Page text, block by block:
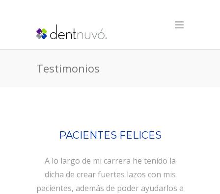
Testimonios
PACIENTES FELICES
A lo largo de mi carrera he tenido la
dicha de crear fuertes lazos con mis
pacientes, además de poder ayudarlos a